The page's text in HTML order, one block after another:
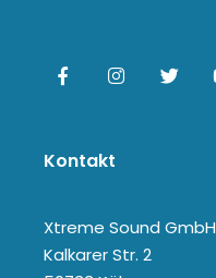
Kontakt
Xtreme Sound GmbH
Kalkarer Str. 2